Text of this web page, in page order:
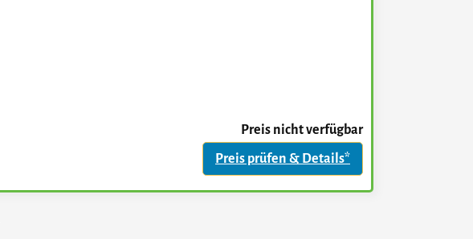
Preis nicht verfügbar
Preis prüfen & Details*